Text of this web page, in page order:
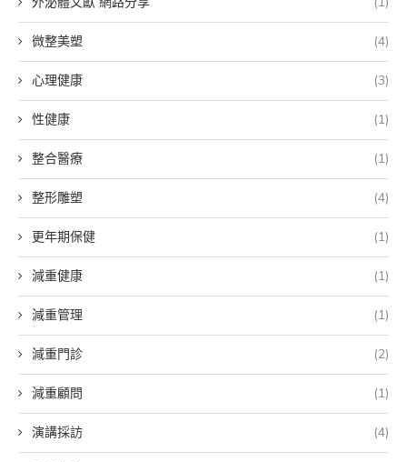
微整美塑 (4)
心理健康 (3)
性健康 (1)
整合醫療 (1)
整形雕塑 (4)
更年期保健 (1)
減重健康 (1)
減重管理 (1)
減重門診 (2)
減重顧問 (1)
演講採訪 (4)